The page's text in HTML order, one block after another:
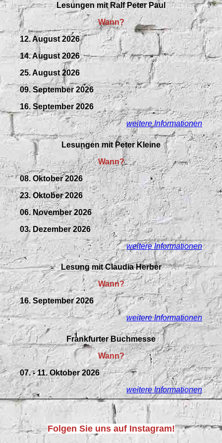
Lesungen mitRalf Peter Paul
Wann?
12. August 2026
14. August 2026
25. August 2026
09.September2026
16. September 2026
weitere Informationen
Lesungen mit Peter Kleine
Wann?
08. Oktober 2026
23. Oktober 2026
06. November 2026
03. Dezember 2026
weitere Informationen
Lesung mit Claudia Herber
Wann?
16. September 2026
weitere Informationen
Frankfurter Buchmesse
Wann?
07. - 11. Oktober 2026
weitere Informationen
Folgen Sie uns auf Instagram!